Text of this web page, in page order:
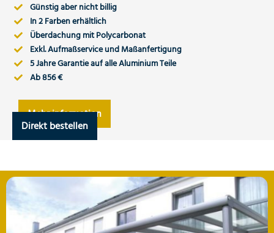
Günstig aber nicht billig
In 2 Farben erhältlich
Überdachung mit Polycarbonat
Exkl. Aufmaßservice und Maßanfertigung
5 Jahre Garantie auf alle Aluminium Teile
Ab 856 €
Mehr information
Direkt bestellen